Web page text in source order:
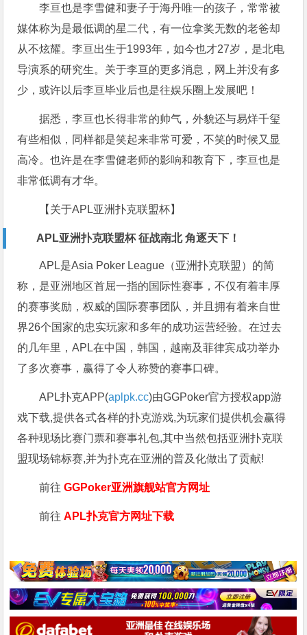
李亘也是李雪健和妻子于海丹唯一的孩子，常常被
媒体称为是最低调的星二代，有一位拿奖无数的老爸却
从不炫耀。李亘出生于1993年，如今也才27岁，是北电
导演系的研究生。关于李亘的更多消息，网上并没有多
少，或许以后李亘毕业后也是往娱乐圈上发展吧！
据悉，李亘也长得非常的帅气，外貌还与易烊千玺
有些相似，同样都是笑起来非常可爱，不笑的时候又显
高冷。也许是在李雪健老师的影响和教育下，李亘也是
非常低调有才华。
【关于APL亚洲扑克联盟杯】
APL亚洲扑克联盟杯 征战南北 角逐天下！
APL是Asia Poker League（亚洲扑克联盟）的简
称，是亚洲地区首屈一指的国际性赛事，不仅有着丰厚
的赛事奖励，权威的国际赛事团队，并且拥有着来自世
界26个国家的忠实玩家和多年的成功运营经验。在过去
的几年里，APL在中国，韩国，越南及菲律宾成功举办
了多次赛事，赢得了令人称赞的赛事口碑。
APL扑克APP(aplpk.cc)由GGPoker官方授权app游
戏下载,提供各式各样的扑克游戏,为玩家们提供机会赢得
各种现场比赛门票和赛事礼包,其中当然包括亚洲扑克联
盟现场锦标赛,并为扑克在亚洲的普及化做出了贡献!
前往GGPoker亚洲旗舰站官方网址
前往APL扑克官方网址下载